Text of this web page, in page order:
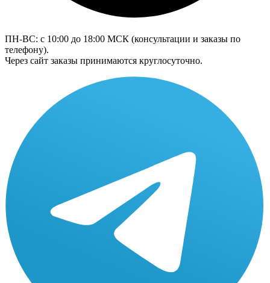
ПН-ВС: с 10:00 до 18:00 МСК (консультации и заказы по
телефону).
Через сайт заказы принимаются круглосуточно.